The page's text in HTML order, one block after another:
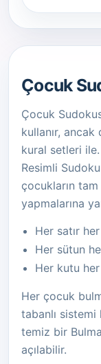
Çocuk
Çocuk
kullanır,
kural setleri
Resimli
çocukların
yapmalarına
Her satır
Her sütun
Her kutu
Her çocuk
tabanlı sistemi
temiz bir
açılabilir.